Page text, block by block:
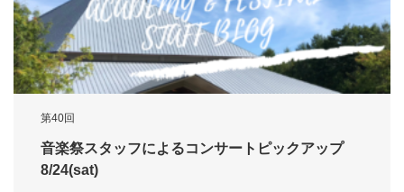
第40回
音楽祭スタッフによるコンサートピックアップ
8/24(sat)